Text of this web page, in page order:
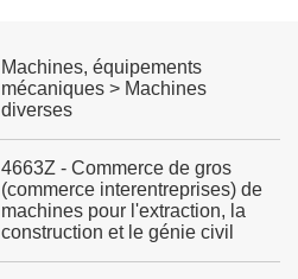
Machines, équipements
mécaniques > Machines
diverses
4663Z - Commerce de gros
(commerce interentreprises) de
machines pour l'extraction, la
construction et le génie civil